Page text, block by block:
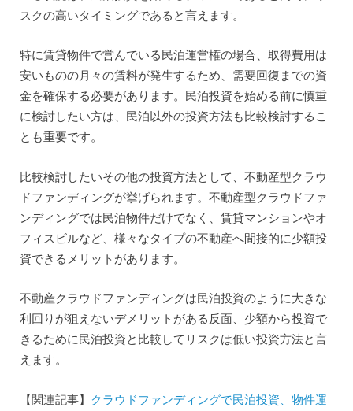
スクの高いタイミングであると言えます。
特に賃貸物件で営んでいる民泊運営権の場合、取得費用は
安いものの月々の賃料が発生するため、需要回復までの資
金を確保する必要があります。民泊投資を始める前に慎重
に検討したい方は、民泊以外の投資方法も比較検討するこ
とも重要です。
比較検討したいその他の投資方法として、不動産型クラウ
ドファンディングが挙げられます。不動産型クラウドファ
ンディングでは民泊物件だけでなく、賃貸マンションやオ
フィスビルなど、様々なタイプの不動産へ間接的に少額投
資できるメリットがあります。
不動産クラウドファンディングは民泊投資のように大きな
利回りが狙えないデメリットがある反面、少額から投資で
きるために民泊投資と比較してリスクは低い投資方法と言
えます。
【関連記事】
クラウドファンディングで民泊投資、物件運